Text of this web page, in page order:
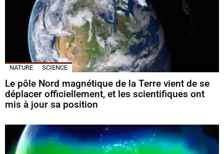
NATURE SCIENCE
Le pôle Nord magnétique de la Terre vient de se
déplacer officiellement, et les scientifiques ont
mis à jour sa position